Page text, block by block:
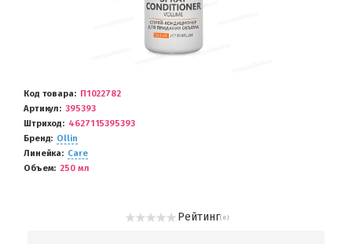
Код товара
П1022782
Артикул
395393
Штриход
4627115395393
Бренд
Ollin
Линейка
Care
Объем
250 мл
Рейтинг( 0 )